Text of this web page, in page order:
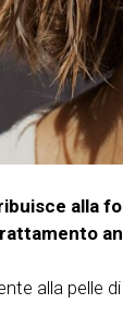
alla
alla pelle